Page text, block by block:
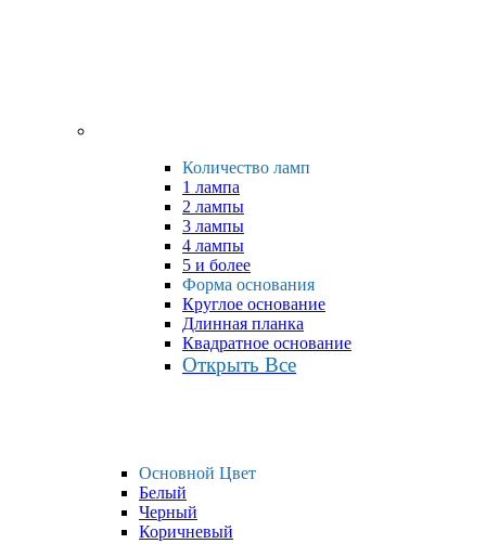
Количество ламп
1 лампа
2 лампы
3 лампы
4 лампы
5 и более
Форма основания
Круглое основание
Длинная планка
Квадратное основание
Открыть Все
Основной Цвет
Белый
Черный
Коричневый